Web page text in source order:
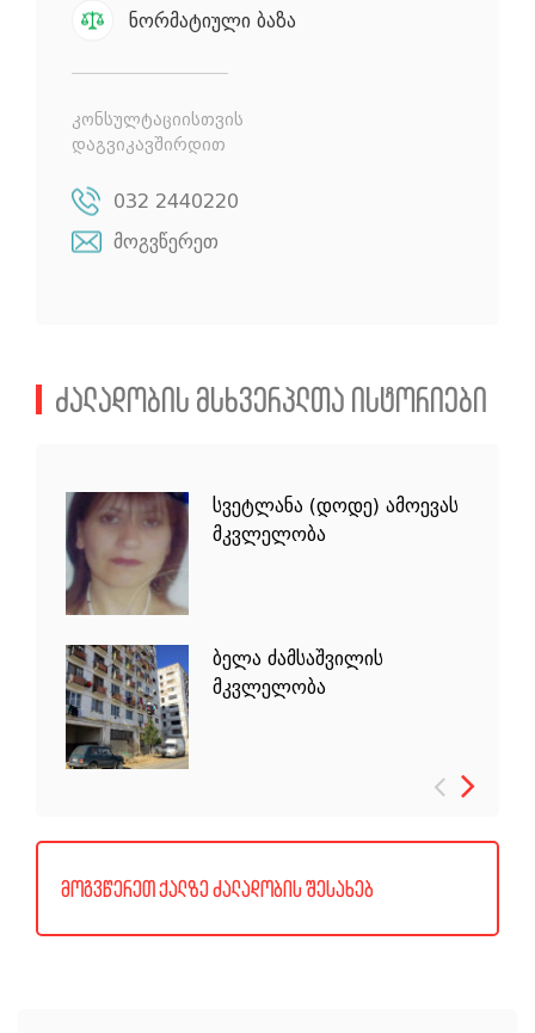
ნორმატიული ბაზა
კონსულტაციისთვის
დაგვიკავშირდით
032 2440220
მოგვწერეთ
ძალადობის მსხვერპლთა ისტორიები
სვეტლანა (დოდე) ამოევას
მკვლელობა
ბელა ძამსაშვილის
მკვლელობა
მანანა ნადიბაიძის
მკვლელობა
ელიზა გელაშვილის
მკვლელობა წნორში
ნაზი ჯალაბაძისა და მერი
ჯაფიაშვილის ორმაგი
ნინო ყიფშიძის მკვლელობა
მოგვწერეთ ქალზე ძალადობის შესახებ